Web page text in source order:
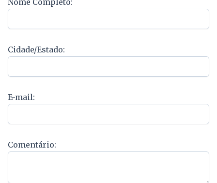
Nome Completo:
Cidade/Estado:
E-mail:
Comentário: